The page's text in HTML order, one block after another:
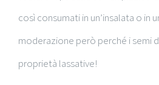
così consumati in un’insalata o in
moderazione però perché i semi
proprietà lassative!